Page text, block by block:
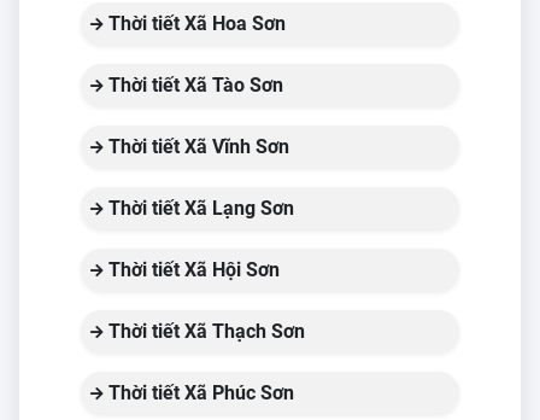
Thời tiết Xã Hoa Sơn
Thời tiết Xã Tào Sơn
Thời tiết Xã Vĩnh Sơn
Thời tiết Xã Lạng Sơn
Thời tiết Xã Hội Sơn
Thời tiết Xã Thạch Sơn
Thời tiết Xã Phúc Sơn